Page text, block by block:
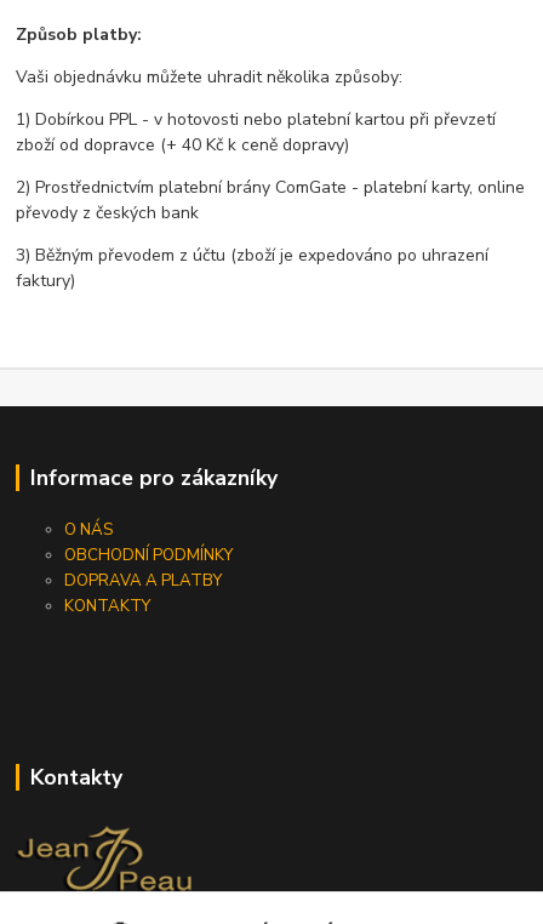
Způsob platby:
Vaši objednávku můžete uhradit několika způsoby:
1) Dobírkou PPL - v hotovosti nebo platební kartou při převzetí
zboží od dopravce (+ 40 Kč k ceně dopravy)
2) Prostřednictvím platební brány ComGate - platební karty, online
převody z českých bank
3) Běžným převodem z účtu (zboží je expedováno po uhrazení
faktury)
Informace pro zákazníky
O NÁS
OBCHODNÍ PODMÍNKY
DOPRAVA A PLATBY
KONTAKTY
Kontakty